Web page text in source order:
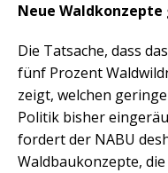
Neue
Die Tatsache, dass
fünf Prozent
zeigt, welchen
Politik bisher
fordert der NABU
Waldbaukonzepte,